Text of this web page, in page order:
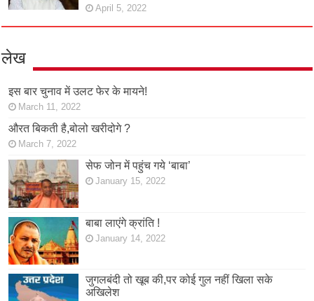
April 5, 2022
लेख
इस बार चुनाव में उलट फेर के मायने!
March 11, 2022
औरत बिकती है,बोलो खरीदोगे ?
March 7, 2022
सेफ जोन में पहुंच गये ‘बाबा’
January 15, 2022
बाबा लाएंगे क्रांति !
January 14, 2022
जुगलबंदी तो खूब की,पर कोई गुल नहीं खिला सके
अखिलेश